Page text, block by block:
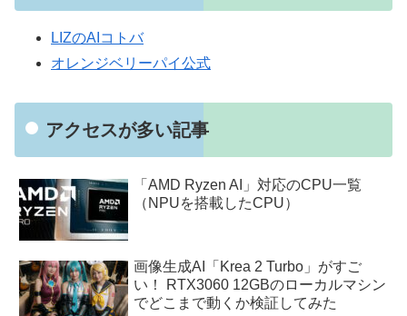
LIZのAIコトバ
オレンジベリーパイ公式
アクセスが多い記事
「AMD Ryzen AI」対応のCPU一覧
（NPUを搭載したCPU）
画像生成AI「Krea 2 Turbo」がすご
い！ RTX3060 12GBのローカルマシン
でどこまで動くか検証してみた